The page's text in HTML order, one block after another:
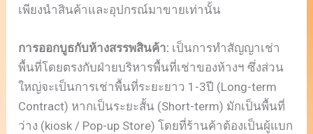
เพียงนำสินค้าและอุปกรณ์มาขายเท่านั้น
การออกบูธกับห้างสรรพสินค้า: เป็นการทำสัญญาเช่า
พื้นที่โดยตรงกับฝ่ายบริหารพื้นที่เช่าของห้างฯ ซึ่งส่วน
ใหญ่จะเป็นการเช่าพื้นที่ระยะยาว 1-3ปี (Long-term
Contract) หากเป็นระยะสั้น (Short-term) มักเป็นพื้นที่
ว่าง (kiosk / Pop-up Store) โดยที่ร้านค้าต้องเป็นผู้แบก